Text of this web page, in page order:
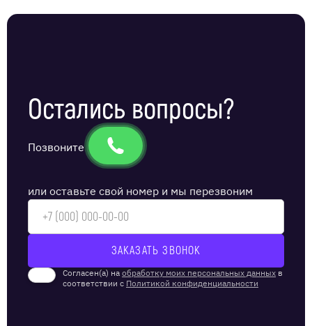
Остались вопросы?
Позвоните
или оставьте свой номер и мы перезвоним
Согласен(а) на обработку моих персональных данных в
соответствии с Политикой конфиденциальности